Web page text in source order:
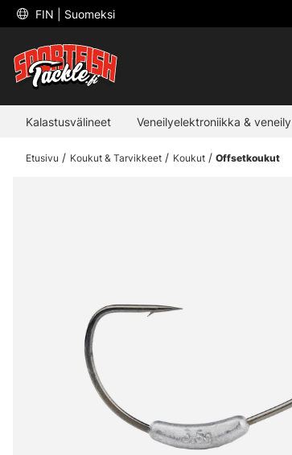
FIN | Suomeksi
Kalastusvälineet Veneilyelektroniikka & veneily
Etusivu Koukut & Tarvikkeet Koukut Offsetkoukut